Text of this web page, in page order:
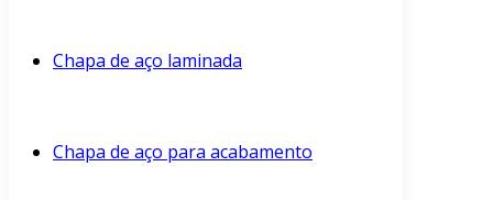
Chapa de aço laminada
Chapa de aço para acabamento